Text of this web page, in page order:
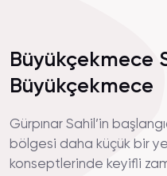
Büyükçekmece
Büyükçekmece
Gürpınar Sahil’in
bölgesi daha küçük bir
konseptlerinde keyifli